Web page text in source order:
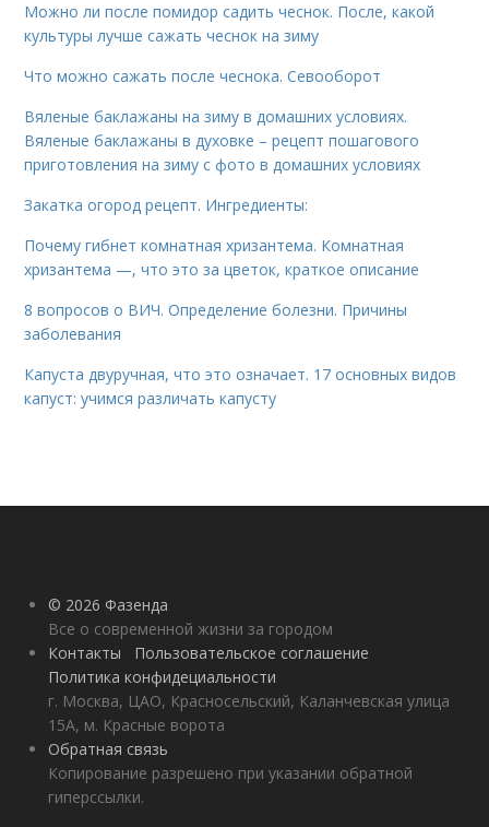
Можно ли после помидор садить чеснок. После, какой
культуры лучше сажать чеснок на зиму
Что можно сажать после чеснока. Севооборот
Вяленые баклажаны на зиму в домашних условиях.
Вяленые баклажаны в духовке – рецепт пошагового
приготовления на зиму с фото в домашних условиях
Закатка огород рецепт. Ингредиенты:
Почему гибнет комнатная хризантема. Комнатная
хризантема —, что это за цветок, краткое описание
8 вопросов о ВИЧ. Определение болезни. Причины
заболевания
Капуста двуручная, что это означает. 17 основных видов
капуст: учимся различать капусту
© 2026 Фазенда
Все о современной жизни за городом
Контакты
Пользовательское соглашение
Политика конфидециальности
г. Москва, ЦАО, Красносельский, Каланчевская улица
15А, м. Красные ворота
Обратная связь
Копирование разрешено при указании обратной
гиперссылки.